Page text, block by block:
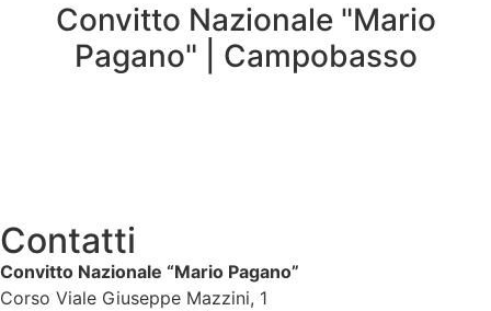
Convitto Nazionale "Mario
Pagano" | Campobasso
Contatti
Convitto Nazionale “Mario Pagano”
Corso Viale Giuseppe Mazzini, 1